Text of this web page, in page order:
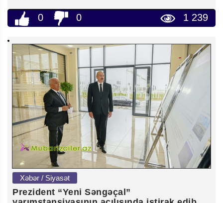
0 0 1 239
Xəbər / Siyasət
Prezident “Yeni Səngəçal”